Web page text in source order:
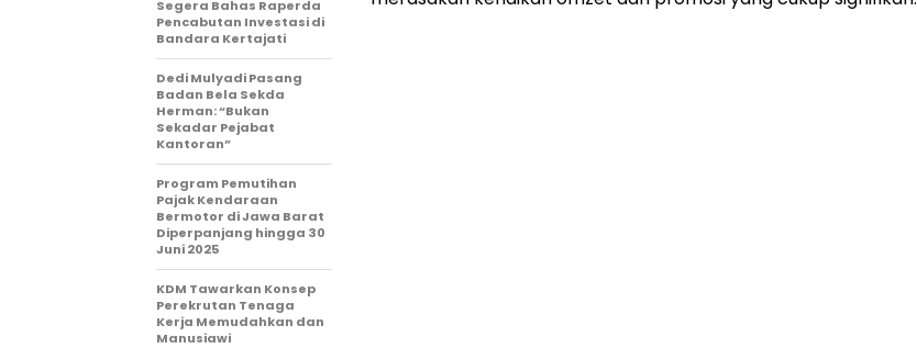
Segera Bahas Raperda
Pencabutan Investasi di
Bandara Kertajati
Dedi Mulyadi Pasang
Badan Bela Sekda
Herman: “Bukan
Sekadar Pejabat
Kantoran”
Program Pemutihan
Pajak Kendaraan
Bermotor di Jawa Barat
Diperpanjang hingga 30
Juni 2025
KDM Tawarkan Konsep
Perekrutan Tenaga
Kerja Memudahkan dan
Manusiawi